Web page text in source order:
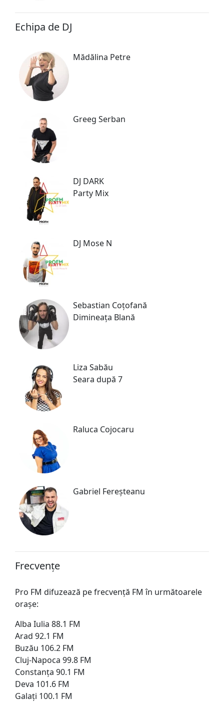
Echipa de DJ
Mădălina Petre
Greeg Serban
DJ DARK
Party Mix
DJ Mose N
Sebastian Coțofană
Dimineața Blană
Liza Sabău
Seara după 7
Raluca Cojocaru
Gabriel Fereșteanu
Frecvențe
Pro FM difuzează pe frecvență FM în următoarele
orașe:
Alba Iulia 88.1 FM
Arad 92.1 FM
Buzău 106.2 FM
Cluj-Napoca 99.8 FM
Constanța 90.1 FM
Deva 101.6 FM
Galați 100.1 FM